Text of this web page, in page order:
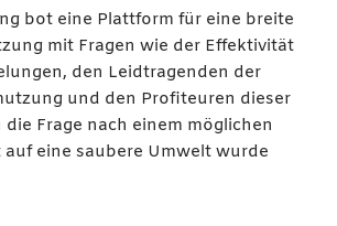
bot eine Plattform für eine breite
mit Fragen wie der Effektivität
den Leidtragenden der
und den Profiteuren dieser
Frage nach einem möglichen
eine saubere Umwelt wurde